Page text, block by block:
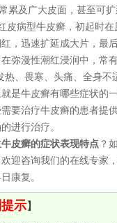
累及广大皮面，甚至可扩
病型牛皮癣，初起时在
，迅速扩延成大片，最
弥漫性潮红浸润中，常
热、畏寒、头痛、全身不
牛皮癣有哪些症状的一
要治疗牛皮癣的患者提
进行治疗。
皮癣的症状表现特点 ？
迎咨询我们的在线专家
康复。
示】